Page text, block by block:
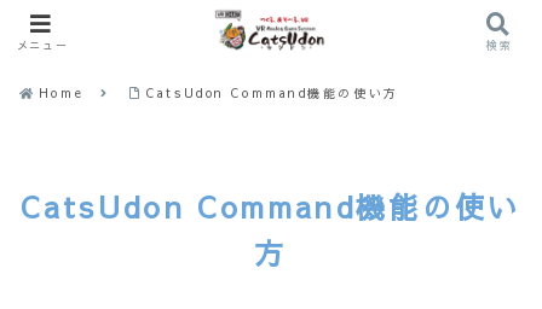
Home CatsUdon Command機能の使い方
CatsUdon Command機能の使い
方
メニュー 検索